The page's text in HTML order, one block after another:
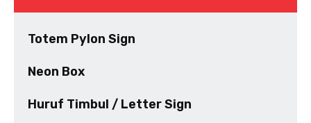
Totem Pylon Sign
Neon Box
Huruf Timbul / Letter Sign